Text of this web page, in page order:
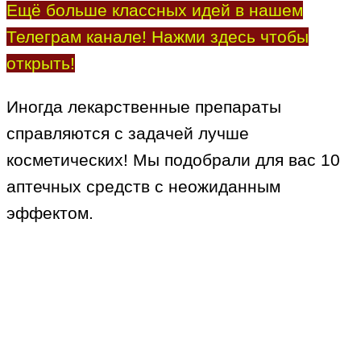
Ещё больше классных идей в нашем
Телеграм канале! Нажми здесь чтобы
открыть!
Иногда лекарственные препараты
справляются с задачей лучше
косметических! Мы подобрали для вас 10
аптечных средств с неожиданным
эффектом.